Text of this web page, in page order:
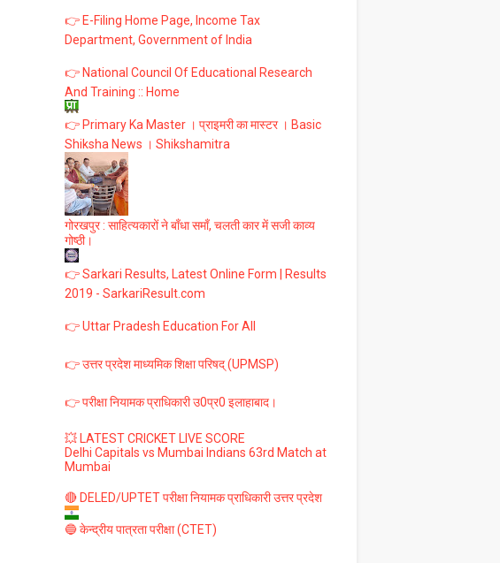
👉 E-Filing Home Page, Income Tax
Department, Government of India
👉 National Council Of Educational Research
And Training :: Home
👉 Primary Ka Master । प्राइमरी का मास्टर । Basic
Shiksha News । Shikshamitra
गोरखपुर : साहित्यकारों ने बाँधा समाँ, चलती कार में सजी काव्य
गोष्ठी।
👉 Sarkari Results, Latest Online Form | Results
2019 - SarkariResult.com
👉 Uttar Pradesh Education For All
👉 उत्तर प्रदेश माध्यमिक शिक्षा परिषद् (UPMSP)
👉 परीक्षा नियामक प्राधिकारी उ0प्र0 इलाहाबाद।
💥 LATEST CRICKET LIVE SCORE
Delhi Capitals vs Mumbai Indians 63rd Match at
Mumbai
🔴 DELED/UPTET परीक्षा नियामक प्राधिकारी उत्तर प्रदेश
🔵 केन्द्रीय पात्रता परीक्षा (CTET)